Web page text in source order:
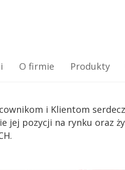
O firmie Produkty
i Klientom
jej pozycji na rynku oraz